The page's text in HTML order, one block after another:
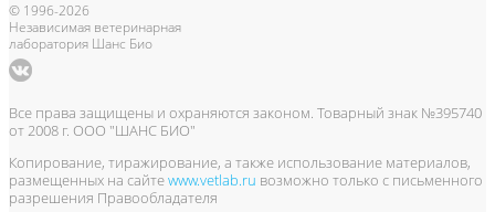
© 1996-2026
Независимая ветеринарная
лаборатория Шанс Био
Все права защищены и охраняются законом. Товарный знак №395740
от 2008 г. ООО "ШАНС БИО"
Копирование, тиражирование, а также использование материалов,
размещенных на сайтеwww.vetlab.ru возможно только с письменного
разрешения Правообладателя